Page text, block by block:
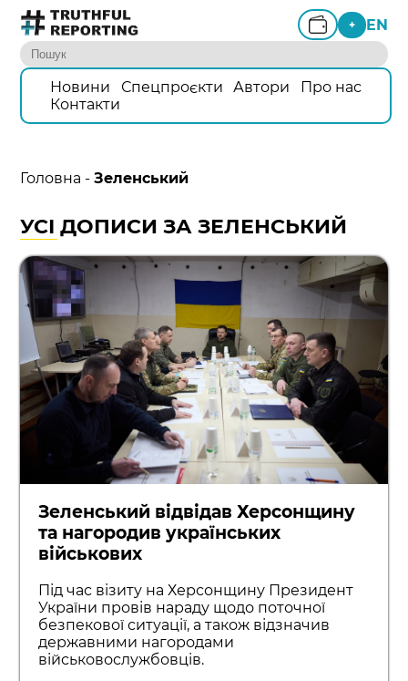
+ EN
Новини Спецпроєкти Автори
Про нас
Контакти
Головна -Зеленський
УСІ ДОПИСИ ЗА ЗЕЛЕНСЬКИЙ
Зеленський відвідав Херсонщину
та нагородив українських
військових
Під час візиту на Херсонщину Президент
України провів нараду щодо поточної
безпекової ситуації, а також відзначив
державними нагородами
військовослужбовців.